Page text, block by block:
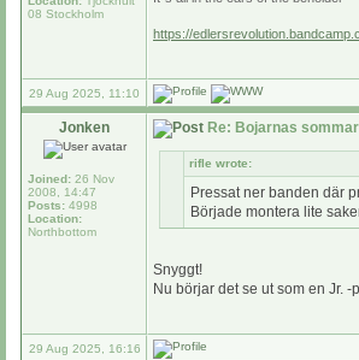
08 Stockholm
https://
29 Aug 2025, 11:10
Jonken
Joined: 26 Nov
2008, 14:47
Posts: 4998
Location:
Northbottom
Re: Bojarnas
rifle wrote:
Pressat ner banden där
Började montera lite
Snyggt!
Nu börjar det se ut som en Jr. -
29 Aug 2025, 16:16